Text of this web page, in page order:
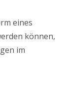
eines
können,
im